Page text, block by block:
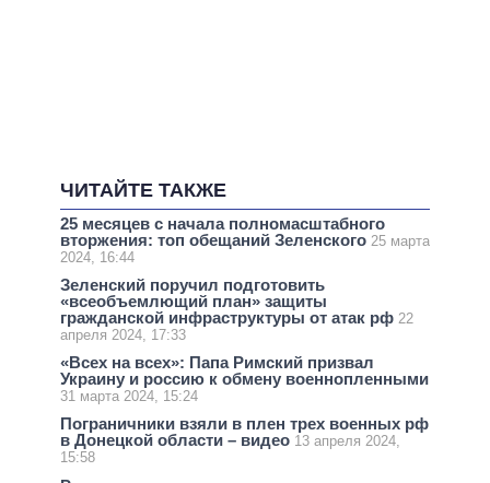
ЧИТАЙТЕ ТАКЖЕ
25 месяцев с начала полномасштабного
вторжения: топ обещаний Зеленского 25 марта
2024, 16:44
Зеленский поручил подготовить
«всеобъемлющий план» защиты
гражданской инфраструктуры от атак рф 22
апреля 2024, 17:33
«Всех на всех»: Папа Римский призвал
Украину и россию к обмену военнопленными
31 марта 2024, 15:24
Пограничники взяли в плен трех военных рф
в Донецкой области – видео 13 апреля 2024,
15:58